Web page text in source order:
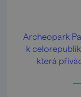
Archeopark
k
která
odborníků z